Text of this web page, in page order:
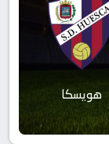
هويسكا